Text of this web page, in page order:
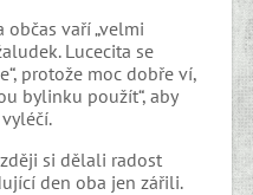
občas vaří „velmi
Lucecita se
protože moc dobře ví,
bylinku použít“, aby
si dělali radost
den oba jen zářili.